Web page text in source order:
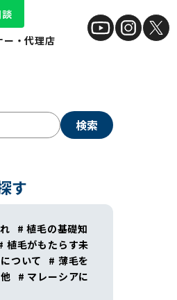
ー・代理店
検索
す
# 植毛の基礎知
植毛がもたらす未
ついて
# 薄毛を
# マレーシアに